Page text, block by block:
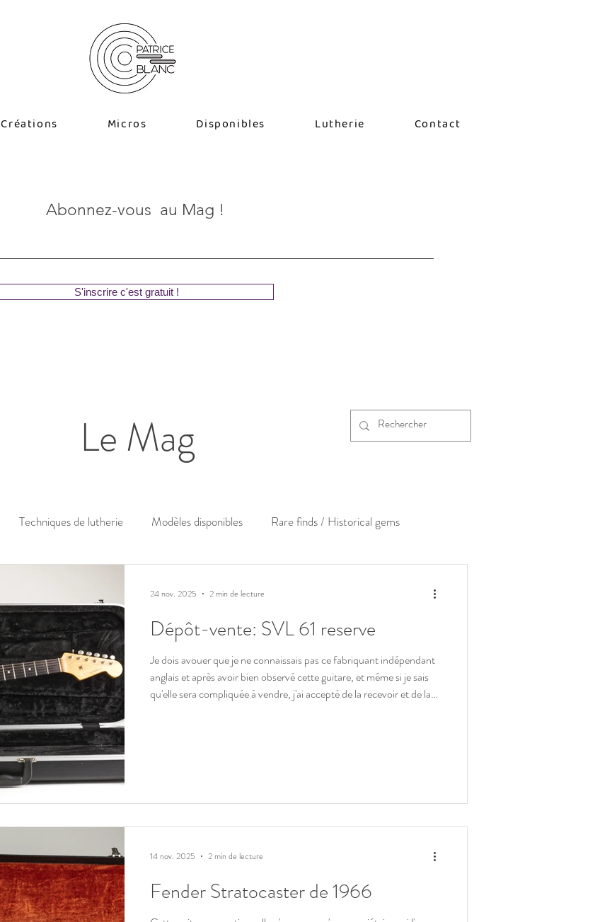
Créations Micros Disponibles Lutherie Contact
Abonnez-vous au Mag !
S'inscrire c'est gratuit !
Le Mag
Techniques de lutherie Modèles disponibles Rare finds / Historical gems
Dépôt-vente: SVL 61 reserve
Je dois avouer que je ne connaissais pas ce fabriquant indépendant
anglais et après avoir bien observé cette guitare, et même si je sais
qu'elle sera compliquée à vendre, j'ai accepté de la recevoir et de la
24 nov. 2025 2 min de lecture
Fender Stratocaster de 1966
14 nov. 2025 2 min de lecture